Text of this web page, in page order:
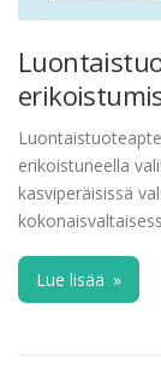
erikoistuneella
kasviperäisissä
Lue lisää »